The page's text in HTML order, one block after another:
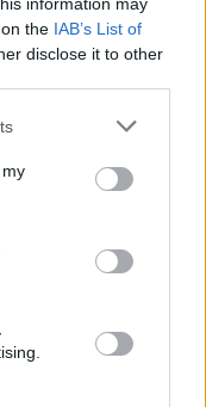
the IAB’s List of
disclose it to other
or more Google
You may click to
third-party tags to
in below Google
και
υποστήριξε
Μπρους, ο